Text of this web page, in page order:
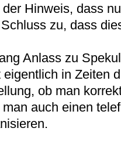
Hinweis, dass
zu, dass
Anlass zu
in Zeiten
ob man
auch einen